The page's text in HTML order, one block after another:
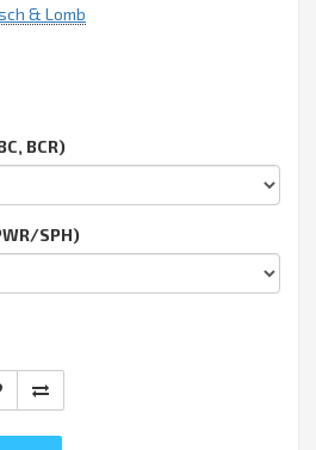
& Lomb
BCR)
SPH)